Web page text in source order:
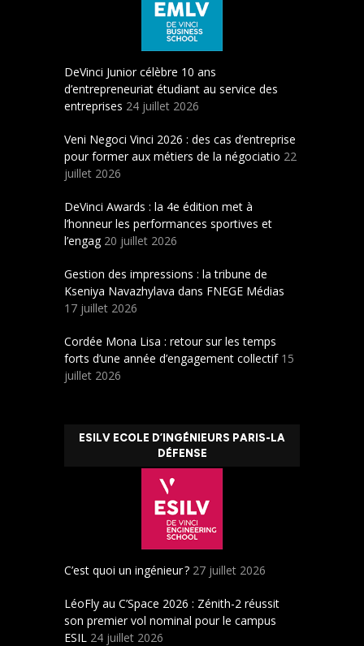
DeVinci Junior célèbre 10 ans
d’entrepreneuriat étudiant au service des
entreprises 24 juillet 2026
Veni Negoci Vinci 2026 : des cas d’entreprise
pour former aux métiers de la négociatio 22
juillet 2026
DeVinci Awards : la 4e édition met à
l’honneur les performances sportives et
l’engag 20 juillet 2026
Gestion des impressions : la tribune de
Kseniya Navazhylava dans FNEGE Médias
17 juillet 2026
Cordée Mona Lisa : retour sur les temps
forts d’une année d’engagement collectif 15
juillet 2026
ESILV ECOLE D’INGÉNIEURS PARIS-LA
DÉFENSE
C’est quoi un ingénieur ? 27 juillet 2026
LéoFly au C’Space 2026 : Zénith-2 réussit
son premier vol nominal pour le campus
ESIL 24 juillet 2026